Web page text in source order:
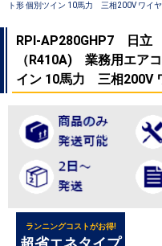
ト形 個別ツイン 10馬力 三相200V ワイ
RPI-AP280GHP7 日立
（R410A) 業務用エア
イン 10馬力 三相200V
ランニングコストがお得!